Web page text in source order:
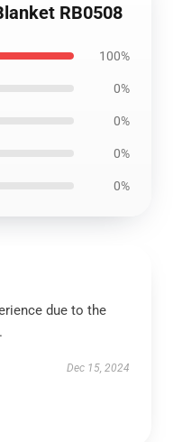
RB0508
100%
0%
0%
0%
0%
due to the
Dec 15, 2024